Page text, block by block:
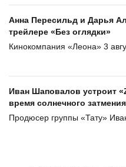
Анна Пересильд и Дарья
трейлере «Без оглядки»
Кинокомпания «Леона» 3
Иван Шаповалов устроит
время солнечного затмения
Продюсер группы «Тату»